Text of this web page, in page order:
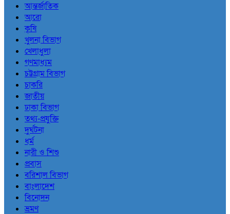
আন্তর্জাতিক
আরো
কৃষি
খুলনা বিভাগ
খেলাধুলা
গণমাধ্যম
চট্টগ্রাম বিভাগ
চাকরি
জাতীয়
ঢাকা বিভাগ
তথ্য-প্রযুক্তি
দুর্ঘটনা
ধর্ম
নারী ও শিশু
প্রবাস
বরিশাল বিভাগ
বাংলাদেশ
বিনোদন
ভ্রমণ